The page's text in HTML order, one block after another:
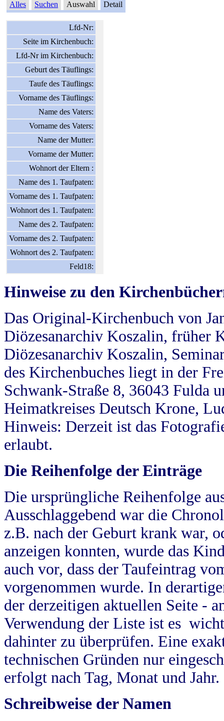
Alles Suchen Auswahl Detail
Lfd-Nr:
Seite im Kirchenbuch:
Lfd-Nr im Kirchenbuch:
Geburt des Täuflings:
Taufe des Täuflings:
Vorname des Täuflings:
Name des Vaters:
Vorname des Vaters:
Name der Mutter:
Vorname der Mutter:
Wohnort der Eltern :
Name des 1. Taufpaten:
Vorname des 1. Taufpaten:
Wohnort des 1. Taufpaten:
Name des 2. Taufpaten:
Vorname des 2. Taufpaten:
Wohnort des 2. Taufpaten:
Feld18:
Hinweise zu den
Das Original-Kirchenbuch von
Diözesanarchiv Koszalin, früher
Diözesanarchiv Koszalin,
des Kirchenbuches liegt in der
Schwank-Straße 8, 36043 Fulda
Heimatkreises Deutsch Krone,
Hinweis: Derzeit ist das
erlaubt.
Die Reihenfolge der Einträge
Die ursprüngliche Reihenfolge
Ausschlaggebend war die
z.B. nach der Geburt krank war,
anzeigen konnten, wurde das
auch vor, dass der Taufeintrag
vorgenommen wurde. In
der derzeitigen aktuellen Seite -
Verwendung der Liste ist es
dahinter zu überprüfen. Eine
technischen Gründen nur
erfolgt nach Tag, Monat und Jahr.
Schreibweise der Namen